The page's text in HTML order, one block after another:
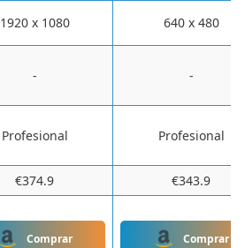
‎1920 x 1080 ‎640 x 480
- -
Profesional Profesional
€374.9 €343.9
Comprar Comprar